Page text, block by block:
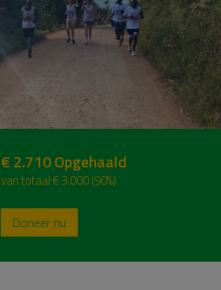
€ 2.710Opgehaald
van totaal € 3.000 (90%)
Doneer nu